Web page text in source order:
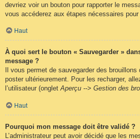
devriez voir un bouton pour rapporter le
vous accéderez aux étapes nécessaires pour
Haut
À quoi sert le bouton « Sauvegarder »
message ?
Il vous permet de sauvegarder des
poster ultérieurement. Pour les recharger,
l’utilisateur (ongletAperçu --> Gestion des
Haut
Pourquoi mon message doit être validé ?
L’administrateur peut avoir décidé que les